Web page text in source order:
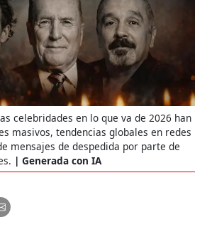
celebridades en lo que va de 2026 han
masivos, tendencias globales en redes
mensajes de despedida por parte de
Generada con IA